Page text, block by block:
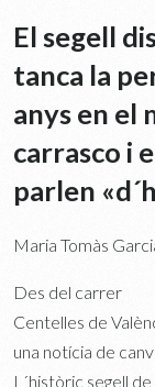
El segell
tanca la
anys en el
carrasco i
parlen
Maria Tomàs
Des del carrer
Centelles de
una notícia de
L´històric segell de